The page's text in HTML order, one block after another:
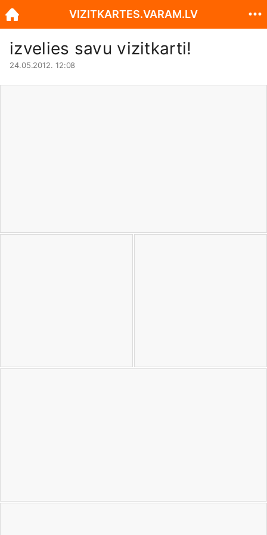
izvelies savu vizitkarti!
24.05.2012. 12:08
VIZITKARTES.VARAM.LV